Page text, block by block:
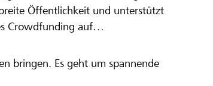
Öffentlichkeit und unterstützt
Crowdfunding auf
bringen. Es geht um spannende